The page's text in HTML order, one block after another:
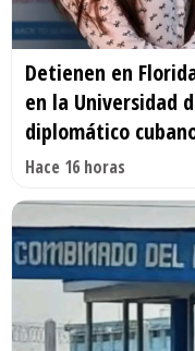
Detienen en
en la Universidad
diplomático
Hace 16 horas